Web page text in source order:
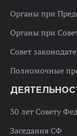
Органы при
Органы при
Совет
Полномочные
30 лет Совету
Заседания СФ